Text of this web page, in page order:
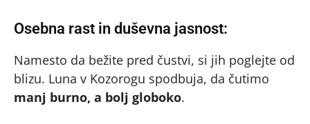
Osebna rast in duševna jasnost:
Namesto da bežite pred čustvi, si jih poglejte od
blizu. Luna v Kozorogu spodbuja, da čutimo
manj burno, a bolj globoko.